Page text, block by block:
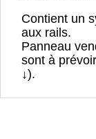
Contient un
aux rails.
Panneau
sont à
↓).